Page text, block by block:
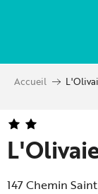
principal
Accueil
147 Chemin